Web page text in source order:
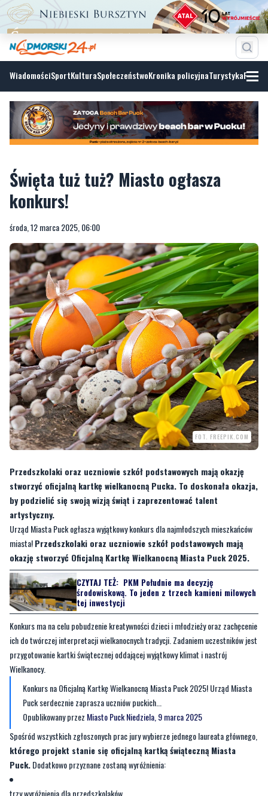
WiadomościSportKulturaSpołeczeństwoKronika policyjnaTurystyka
Święta tuż tuż? Miasto ogłasza
konkurs!
środa, 12 marca 2025, 06:00
FOT. FREEPIK.COM
Przedszkolaki oraz uczniowie szkół podstawowych mają okazję
stworzyć oficjalną kartkę wielkanocną Pucka. To doskonała okazja,
by podzielić się swoją wizją świąt i zaprezentować talent
artystyczny.
Urząd Miasta Puck ogłasza wyjątkowy konkurs dla najmłodszych mieszkańców
miasta!Przedszkolaki oraz uczniowie szkół podstawowych mają
okazję stworzyć Oficjalną Kartkę Wielkanocną Miasta Puck 2025.
CZYTAJ TEŻ: PKM Południe ma decyzję
środowiskową. To jeden z trzech kamieni milowych
tej inwestycji
Konkurs ma na celu pobudzenie kreatywności dzieci i młodzieży oraz zachęcenie
ich do twórczej interpretacji wielkanocnych tradycji. Zadaniem uczestników jest
przygotowanie kartki świątecznej oddającej wyjątkowy klimat i nastrój
Wielkanocy.
Konkurs na Oficjalną Kartkę Wielkanocną Miasta Puck 2025! Urząd Miasta
Puck serdecznie zaprasza uczniów puckich...
Opublikowany przez Miasto PuckNiedziela, 9 marca 2025
Spośród wszystkich zgłoszonych prac jury wybierze jednego laureata głównego,
którego projekt stanie się oficjalną kartką świąteczną Miasta
Puck.Dodatkowo przyznane zostaną wyróżnienia:
trzy wyróżnienia dla przedszkolaków